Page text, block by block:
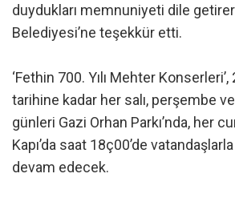
duydukları memnuniyeti dile
Belediyesi’ne teşekkür etti.
‘Fethin 700. Yılı Mehter
tarihine kadar her salı, perşembe
günleri Gazi Orhan Parkı’nda, her
Kapı’da saat 18ç00’de
devam edecek.